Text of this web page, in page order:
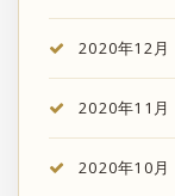
2020年12月
2020年11月
2020年10月